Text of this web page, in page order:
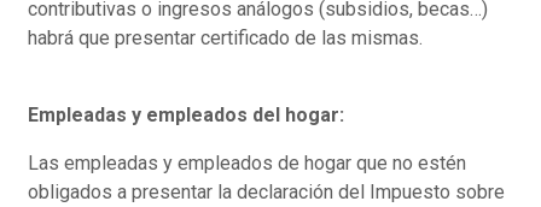
contributivas o ingresos análogos (subsidios, becas…)
habrá que presentar certificado de las mismas.
Empleadas y empleados del hogar:
Las empleadas y empleados de hogar que no estén
obligados a presentar la declaración del Impuesto sobre